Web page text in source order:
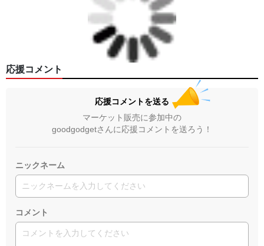
応援コメント
応援コメントを送る
マーケット販売に参加中の
goodgodgetさんに応援コメントを送ろう！
ニックネーム
コメント